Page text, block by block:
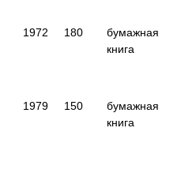
1972 180
бумажная
книга
1979 150
бумажная
книга